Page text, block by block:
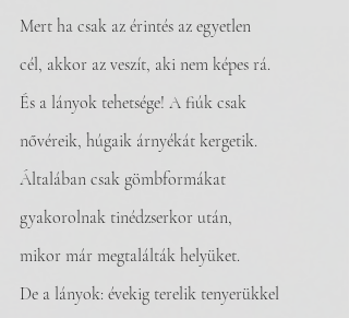
Mert ha csak az érintés az egyetlen
cél, akkor az veszít, aki nem képes rá.
És a lányok tehetsége! A fiúk csak
nővéreik, húgaik árnyékát kergetik.
Általában csak gömbformákat
gyakorolnak tinédzserkor után,
mikor már megtalálták helyüket.
De a lányok: évekig terelik tenyerükkel